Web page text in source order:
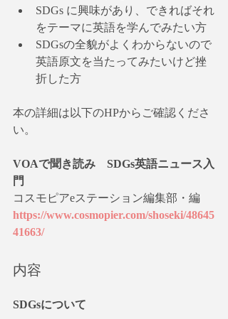
SDGs に興味があり、できればそれ
をテーマに英語を学んでみたい方
SDGsの全貌がよくわからないので
英語原文を当たってみたいけど挫
折した方
本の詳細は以下のHPからご確認くださ
い。
VOAで聞き読み　SDGs英語ニュース入
門
コスモピアeステーション編集部・編
https://www.cosmopier.com/shoseki/48645
41663/
内容
SDGsについて